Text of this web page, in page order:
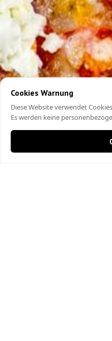
Cookies Warnung
Diese Website verwendet
Es werden keine